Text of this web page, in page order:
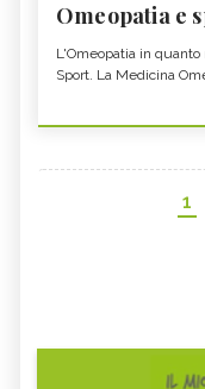
Omeopatia e
L'Omeopatia in
Sport. La Medicina
1